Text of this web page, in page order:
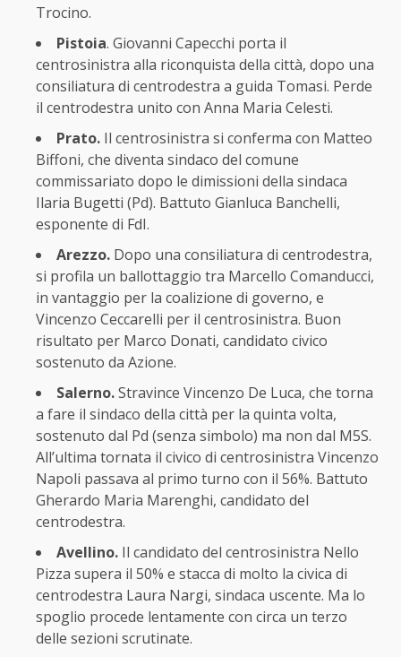
Trocino.
Pistoia. Giovanni Capecchi porta il
centrosinistra alla riconquista della città, dopo una
consiliatura di centrodestra a guida Tomasi. Perde
il centrodestra unito con Anna Maria Celesti.
Prato. Il centrosinistra si conferma con Matteo
Biffoni, che diventa sindaco del comune
commissariato dopo le dimissioni della sindaca
Ilaria Bugetti (Pd). Battuto Gianluca Banchelli,
esponente di FdI.
Arezzo. Dopo una consiliatura di centrodestra,
si profila un ballottaggio tra Marcello Comanducci,
in vantaggio per la coalizione di governo, e
Vincenzo Ceccarelli per il centrosinistra. Buon
risultato per Marco Donati, candidato civico
sostenuto da Azione.
Salerno.Stravince Vincenzo De Luca, che torna
a fare il sindaco della città per la quinta volta,
sostenuto dal Pd (senza simbolo) ma non dal M5S.
All’ultima tornata il civico di centrosinistra Vincenzo
Napoli passava al primo turno con il 56%. Battuto
Gherardo Maria Marenghi, candidato del
centrodestra.
Avellino. Il candidato del centrosinistra Nello
Pizza supera il 50% e stacca di molto la civica di
centrodestra Laura Nargi, sindaca uscente. Ma lo
spoglio procede lentamente con circa un terzo
delle sezioni scrutinate.